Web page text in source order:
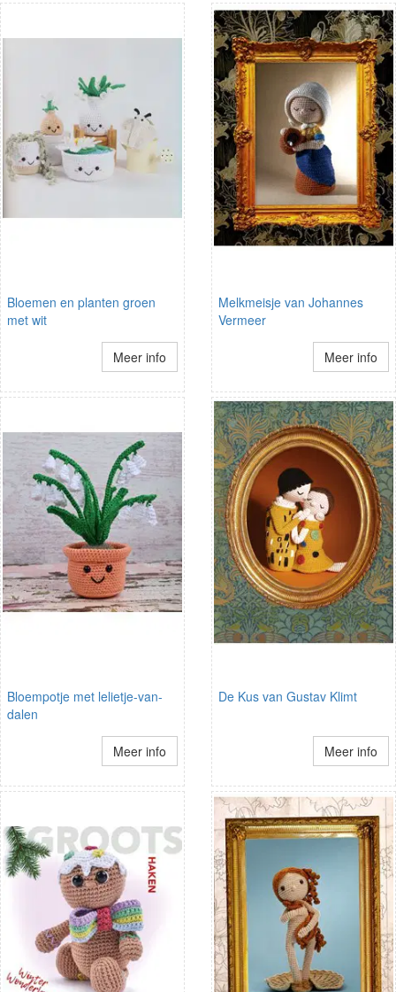
Bloemen en planten groen
met wit
Meer info
Melkmeisje van Johannes
Vermeer
Meer info
Bloempotje met lelietje-van-
dalen
Meer info
De Kus van Gustav Klimt
Meer info